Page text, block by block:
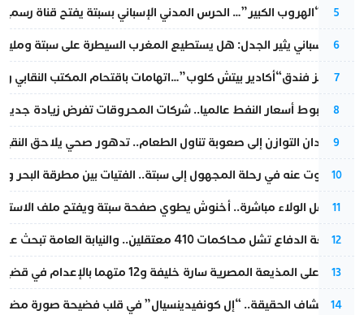
5
عملية “الهروب الكبير”… الحرس المدني الإسباني بسبتة يفتح قناة
6
تقرير إسباني يثير الجدل: هل يستطيع المغرب السيطرة على سبتة
7
أزمة تهز فندق“أكادير بيتش كلوب”…اتهامات باقتحام المكتب النقابي
8
رغم هبوط أسعار النفط عالميا.. شركات المحروقات تفرض زيادة
9
من فقدان التوازن إلى صعوبة تناول الطعام.. تدهور صحي يلاحق النقيب
10
المسكوت عنه في رحلة المجهول إلى سبتة.. الفتيات بين مطرقة البحر
11
بعد حفل الولاء مباشرة.. أخنوش يطوي صفحة سبتة ويفتح ملف
12
مقاطعة الدفاع تشل محاكمات 410 معتقلين.. والنيابة العامة تبحث عن حل قانوني
13
الحكم على المذيعة المصرية سارة خليفة و12 متهما بالإعدام في قضية هزت بلاد الفراعنة
14
بعد انكشاف الحقيقة.. “إل كونفيدينسيال” في قلب فضيحة صورة